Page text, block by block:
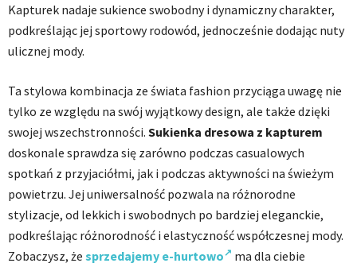
Kapturek nadaje sukience swobodny i dynamiczny charakter,
podkreślając jej sportowy rodowód, jednocześnie dodając nuty
ulicznej mody.
Ta stylowa kombinacja ze świata fashion przyciąga uwagę nie
tylko ze względu na swój wyjątkowy design, ale także dzięki
swojej wszechstronności. Sukienka dresowa z kapturem
doskonale sprawdza się zarówno podczas casualowych
spotkań z przyjaciółmi, jak i podczas aktywności na świeżym
powietrzu. Jej uniwersalność pozwala na różnorodne
stylizacje, od lekkich i swobodnych po bardziej eleganckie,
podkreślając różnorodność i elastyczność współczesnej mody.
Zobaczysz, że sprzedajemy e-hurtowo
ma dla ciebie